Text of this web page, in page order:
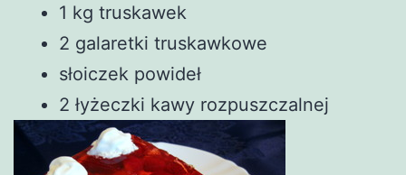
1 kg truskawek
2 galaretki truskawkowe
słoiczek powideł
2 łyżeczki kawy rozpuszczalnej